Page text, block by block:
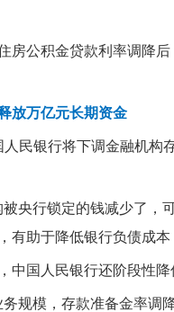
房公积金贷款利率调降
放万亿元长期资金
人民银行将下调金融机
央行锁定的钱减少了，
有助于降低银行负债成
中国人民银行还阶段性
规模，存款准备金率调